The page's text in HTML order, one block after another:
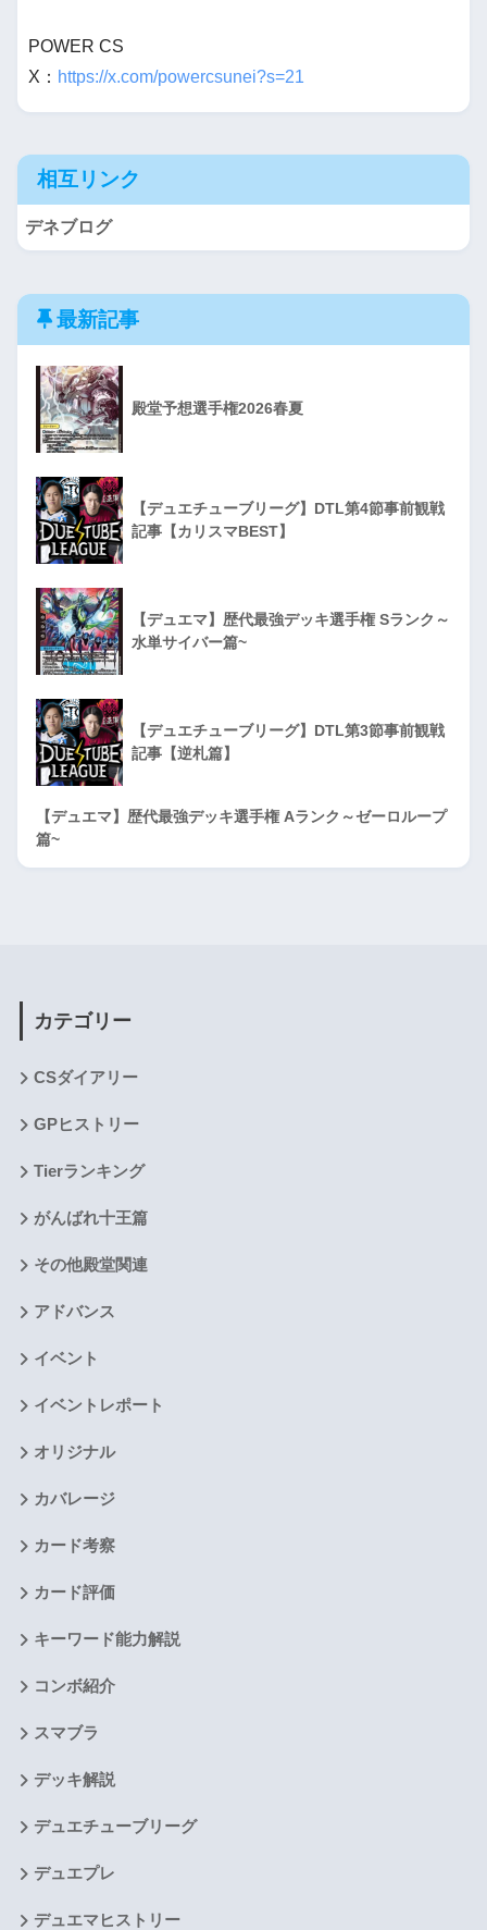
POWER CS
X： https://x.com/powercsunei?s=21
相互リンク
デネブログ
最新記事
殿堂予想選手権2026春夏
【デュエチューブリーグ】DTL第4節事前観戦
記事【カリスマBEST】
【デュエマ】歴代最強デッキ選手権 Sランク～
水単サイバー篇~
【デュエチューブリーグ】DTL第3節事前観戦
記事【逆札篇】
【デュエマ】歴代最強デッキ選手権 Aランク～ゼーロループ
篇~
カテゴリー
CSダイアリー
GPヒストリー
Tierランキング
がんばれ十王篇
その他殿堂関連
アドバンス
イベント
イベントレポート
オリジナル
カバレージ
カード考察
カード評価
キーワード能力解説
コンボ紹介
スマブラ
デッキ解説
デュエチューブリーグ
デュエプレ
デュエマヒストリー